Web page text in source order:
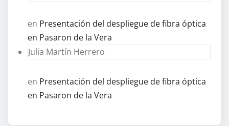
en Presentación del despliegue de fibra óptica
en Pasaron de la Vera
Julia Martín Herrero
en Presentación del despliegue de fibra óptica
en Pasaron de la Vera